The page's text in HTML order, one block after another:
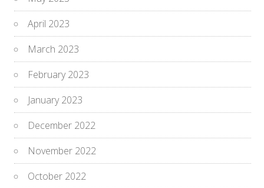
April 2023
March 2023
February 2023
January 2023
December 2022
November 2022
October 2022